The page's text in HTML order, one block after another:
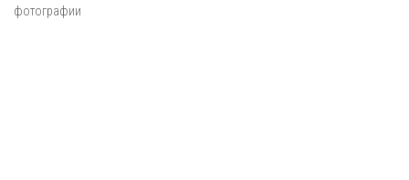
фотографии